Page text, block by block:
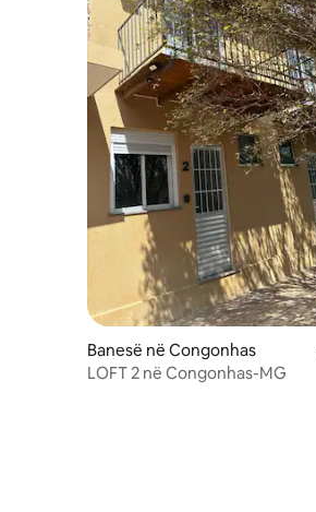
Banesë në Congonhas
LOFT 2 në Congonhas-MG